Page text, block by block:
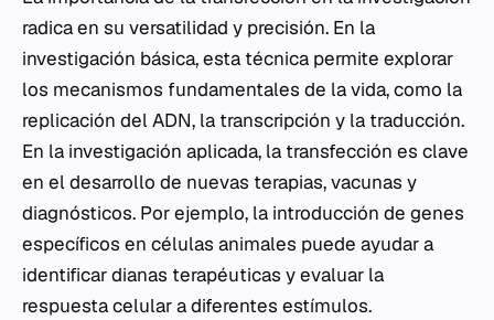
radica en su versatilidad y precisión. En la
investigación básica, esta técnica permite explorar
los mecanismos fundamentales de la vida, como la
replicación del ADN, la transcripción y la traducción.
En la investigación aplicada, la transfección es clave
en el desarrollo de nuevas terapias, vacunas y
diagnósticos. Por ejemplo, la introducción de genes
específicos en células animales puede ayudar a
identificar dianas terapéuticas y evaluar la
respuesta celular a diferentes estímulos.